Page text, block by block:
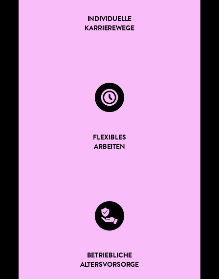
INDIVIDUELLE
KARRIEREWEGE
FLEXIBLES
ARBEITEN
BETRIEBLICHE
ALTERSVORSORGE